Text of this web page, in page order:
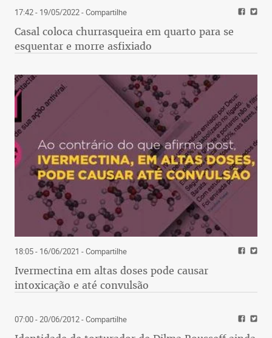
17:42 - 19/05/2022- Compartilhe
Casal coloca churrasqueira em quarto para se
esquentar e morre asfixiado
18:05 - 16/06/2021 - Compartilhe
Ivermectina em altas doses pode causar
intoxicação e até convulsão
07:00 - 20/06/2012- Compartilhe